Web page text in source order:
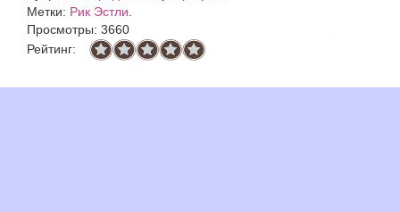
Метки: Рик Эстли
Просмотры: 3660
Рейтинг: